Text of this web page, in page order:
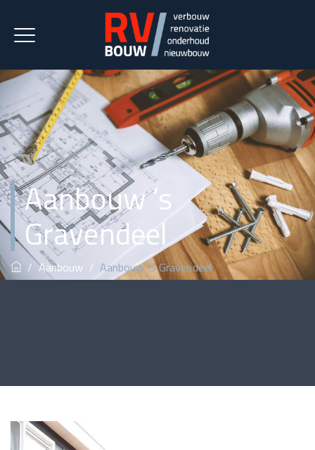
Aanbouw ’s
Gravendeel
/Aanbouw / Aanbouw ’s Gravendeel